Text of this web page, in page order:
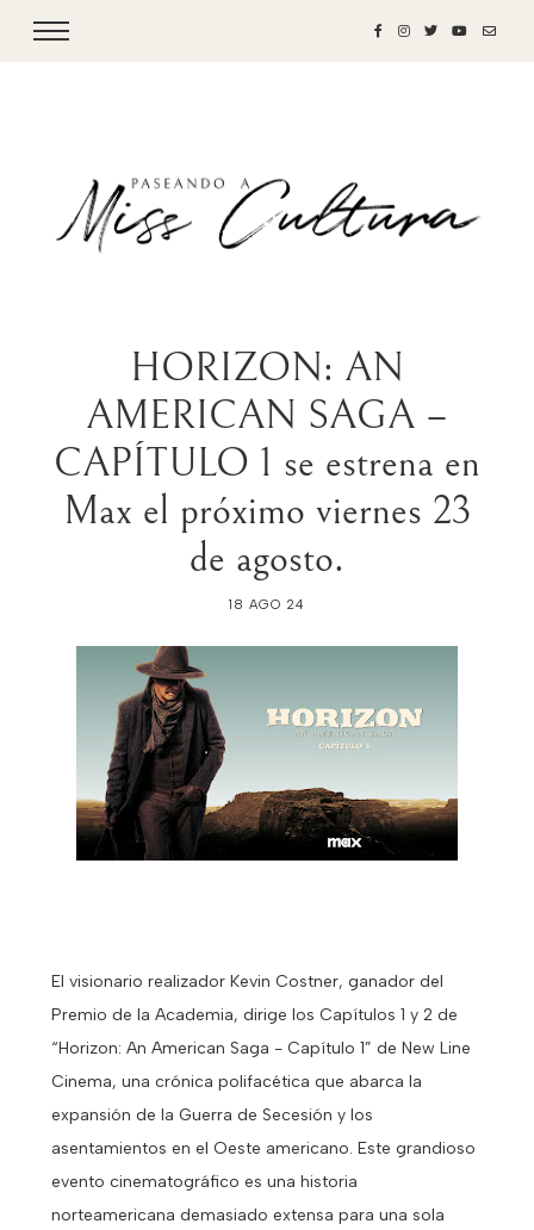
HORIZON: AN
AMERICAN SAGA –
CAPÍTULO 1 se estrena en
Max el próximo viernes 23
de agosto.
18 AGO 24
El visionario realizador Kevin Costner, ganador del
Premio de la Academia, dirige los Capítulos 1 y 2 de
“Horizon: An American Saga - Capítulo 1” de New Line
Cinema, una crónica polifacética que abarca la
expansión de la Guerra de Secesión y los
asentamientos en el Oeste americano. Este grandioso
evento cinematográfico es una historia
norteamericana demasiado extensa para una sola